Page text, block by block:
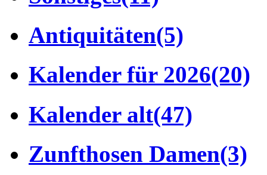
Antiquitäten(5)
Kalender für 2026(20)
Kalender alt(47)
Zunfthosen Damen(3)